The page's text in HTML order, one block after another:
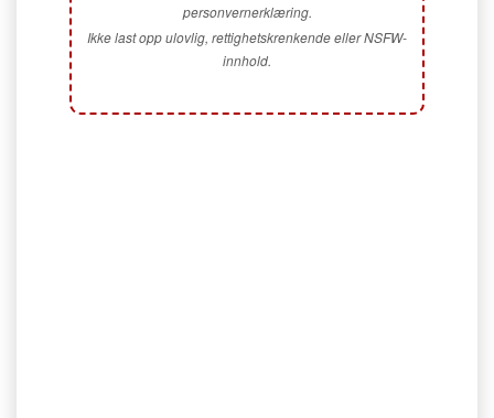
personvernerklæring.
Ikke last opp ulovlig, rettighetskrenkende eller NSFW-
innhold.